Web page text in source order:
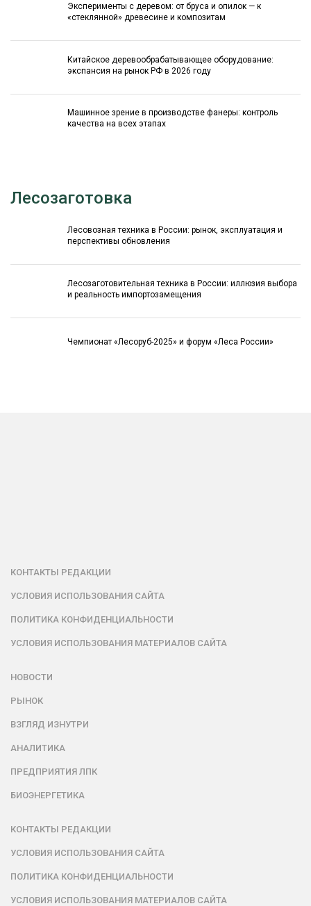
Эксперименты с деревом: от бруса и опилок — к
«стеклянной» древесине и композитам
Китайское деревообрабатывающее оборудование:
экспансия на рынок РФ в 2026 году
Машинное зрение в производстве фанеры: контроль
качества на всех этапах
Лесозаготовка
Лесовозная техника в России: рынок, эксплуатация и
перспективы обновления
Лесозаготовительная техника в России: иллюзия выбора
и реальность импортозамещения
Чемпионат «Лесоруб-2025» и форум «Леса России»
КОНТАКТЫ РЕДАКЦИИ
УСЛОВИЯ ИСПОЛЬЗОВАНИЯ САЙТА
ПОЛИТИКА КОНФИДЕНЦИАЛЬНОСТИ
УСЛОВИЯ ИСПОЛЬЗОВАНИЯ МАТЕРИАЛОВ САЙТА
НОВОСТИ
РЫНОК
ВЗГЛЯД ИЗНУТРИ
АНАЛИТИКА
ПРЕДПРИЯТИЯ ЛПК
БИОЭНЕРГЕТИКА
КОНТАКТЫ РЕДАКЦИИ
УСЛОВИЯ ИСПОЛЬЗОВАНИЯ САЙТА
ПОЛИТИКА КОНФИДЕНЦИАЛЬНОСТИ
УСЛОВИЯ ИСПОЛЬЗОВАНИЯ МАТЕРИАЛОВ САЙТА